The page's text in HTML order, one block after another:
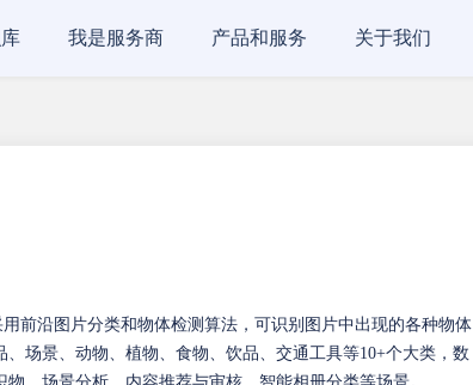
前沿图片分类和物体检测算法，可识别图片中出现的各种物体
场景、动物、植物、食物、饮品、交通工具等10+个大类，数
我是服务商 产品和服务 关于我们